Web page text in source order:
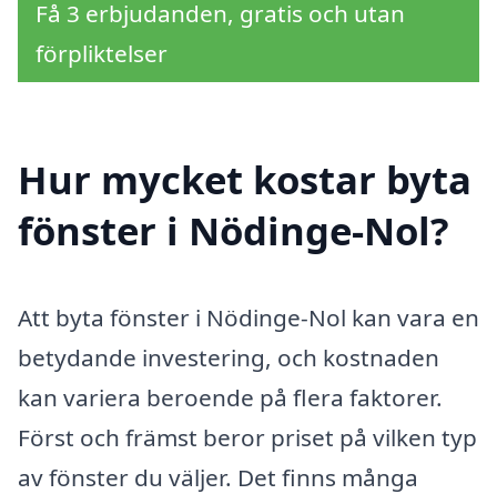
Få 3 erbjudanden, gratis och utan
förpliktelser
Hur mycket kostar byta
fönster i Nödinge-Nol?
Att byta fönster i Nödinge-Nol kan vara en
betydande investering, och kostnaden
kan variera beroende på flera faktorer.
Först och främst beror priset på vilken typ
av fönster du väljer. Det finns många